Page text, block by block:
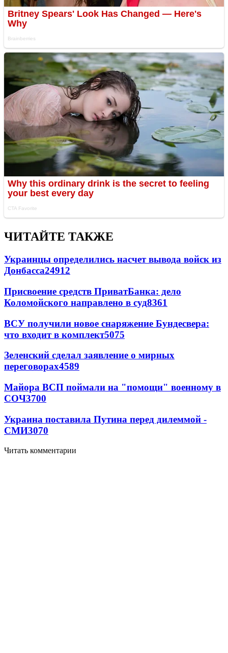
ЧИТАЙТЕ ТАКЖЕ
Украинцы определились насчет вывода войск из
Донбасса24912
Присвоение средств ПриватБанка: дело
Коломойского направлено в суд8361
ВСУ получили новое снаряжение Бундесвера:
что входит в комплект5075
Зеленский сделал заявление о мирных
переговорах4589
Майора ВСП поймали на "помощи" военному в
СОЧ3700
Украина поставила Путина перед дилеммой -
СМИ3070
Читать комментарии